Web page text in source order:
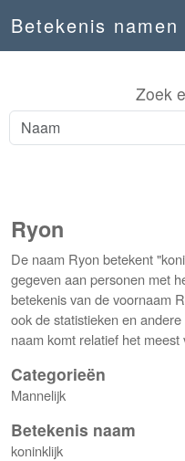
Betekenis namen
Zoek
Ryon
De naam Ryon betekent
gegeven aan personen met
betekenis van de voornaam
ook de statistieken en
naam komt relatief het
Categorieën
Mannelijk
Betekenis naam
koninklijk